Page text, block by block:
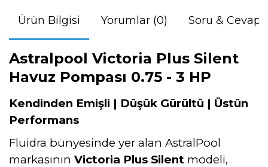
Ürün Bilgisi Yorumlar (0) Soru & Cevap
Astralpool Victoria Plus Silent
Havuz Pompası 0.75 - 3 HP
Kendinden Emişli | Düşük Gürültü | Üstün
Performans
Fluidra bünyesinde yer alan AstralPool
markasının Victoria Plus Silent modeli,